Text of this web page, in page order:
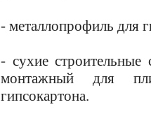
- металлопрофиль для
- сухие строительные
монтажный для
гипсокартона.